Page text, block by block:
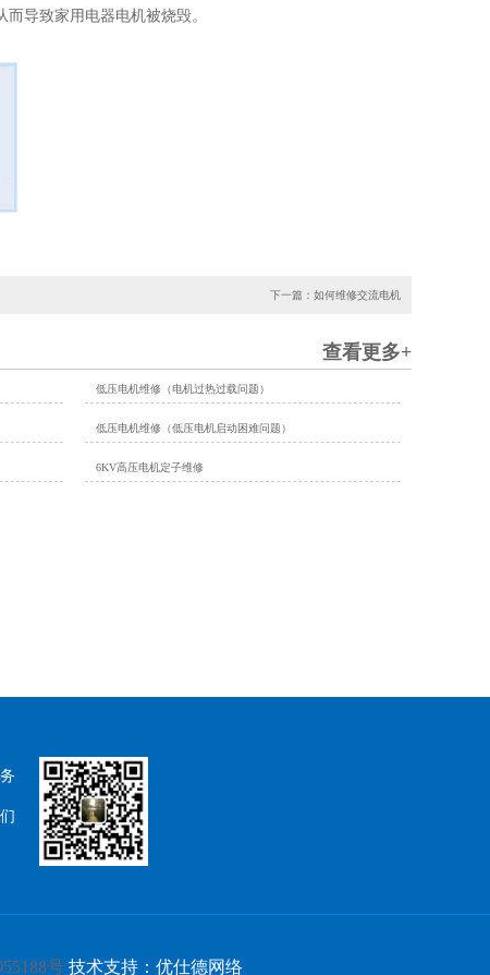
导致家用电器电机被烧毁。
下一篇：如何维修交流电机
查看更多+
低压电机维修（电机过热过载问题）
低压电机维修（低压电机启动困难问题）
6KV高压电机定子维修
号技术支持： 优仕德网络